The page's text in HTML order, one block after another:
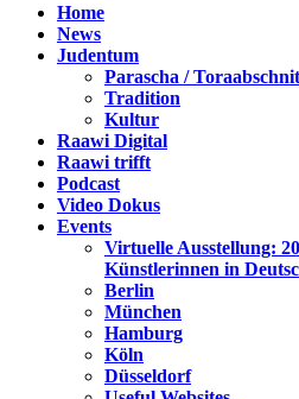
Home
News
Judentum
Parascha /
Tradition
Kultur
Raawi Digital
Raawi trifft
Podcast
Video Dokus
Events
Virtuelle Ausstellung:
Künstlerinnen in
Berlin
München
Hamburg
Köln
Düsseldorf